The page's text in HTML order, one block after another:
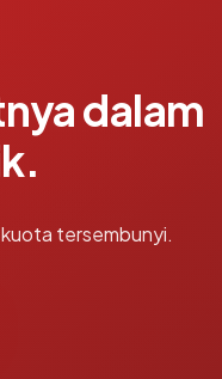
dalam
tersembunyi.